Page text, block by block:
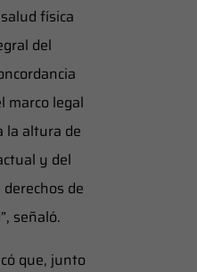
física
del
marco legal
la altura de
y del
de
señaló.
que, junto